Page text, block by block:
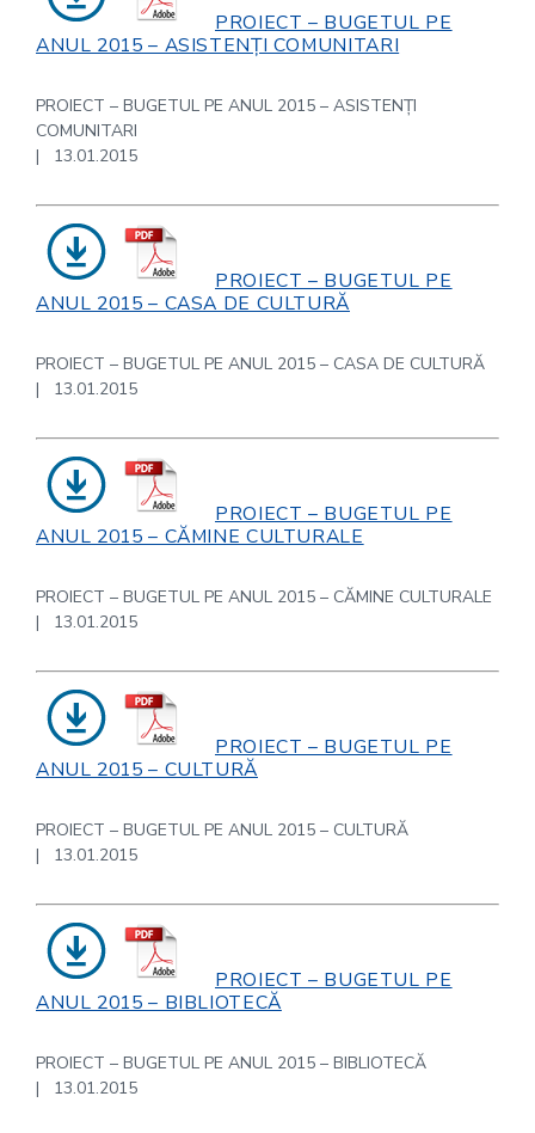
PROIECT – BUGETUL PE
ANUL 2015 – ASISTENȚI COMUNITARI
PROIECT – BUGETUL PE ANUL 2015 – ASISTENȚI
COMUNITARI
| 13.01.2015
PROIECT – BUGETUL PE
ANUL 2015 – CASA DE CULTURĂ
PROIECT – BUGETUL PE ANUL 2015 – CASA DE CULTURĂ
| 13.01.2015
PROIECT – BUGETUL PE
ANUL 2015 – CĂMINE CULTURALE
PROIECT – BUGETUL PE ANUL 2015 – CĂMINE CULTURALE
| 13.01.2015
PROIECT – BUGETUL PE
ANUL 2015 – CULTURĂ
PROIECT – BUGETUL PE ANUL 2015 – CULTURĂ
| 13.01.2015
PROIECT – BUGETUL PE
ANUL 2015 – BIBLIOTECĂ
PROIECT – BUGETUL PE ANUL 2015 – BIBLIOTECĂ
| 13.01.2015